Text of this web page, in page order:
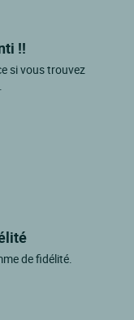
!!
si vous trouvez
de fidélité.